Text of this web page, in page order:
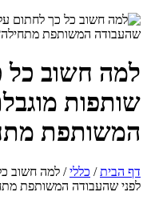
למה חשוב
שותפות
המשותפת
דף הבית/ כללי/ למה חשוב
לפני שהעבודה המשותפת